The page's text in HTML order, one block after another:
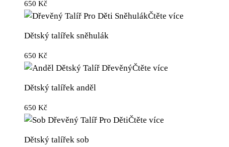
650 Kč
Čtěte více
Dětský talířek sněhulák
650 Kč
Čtěte více
Dětský talířek anděl
650 Kč
Čtěte více
Dětský talířek sob